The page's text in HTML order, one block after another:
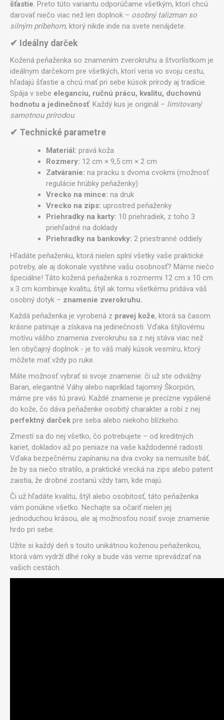
šťastie. Preto túto variantu odporúčame všetkým, ktorí chcú
darovať niečo viac než len doplnok – osobný talizman so
silným príbehom, ktorý nikde inde na svete nenájdete.
✔ Ideálny darček
Kožená peňaženka so znamením zverokruhu a štvorlístkom je
ideálnym darčekom pre všetkých, ktorí veria vo svoju cestu,
hľadajú šťastie a chcú mať pri sebe kúsok prírody aj tradície.
Spája v sebe eleganciu, ručnú prácu, kvalitu, duchovnú
hodnotu a jedinečnosť. Každý kus je originál – limitovaný
samotnou prírodou.
✔ Technické parametre
Materiál: pravá koža
Rozmery: 12 cm × 9,5 cm × 2 cm
Zatváranie: na pracku s dvoma cvokmi (možnosť
regulácie hrúbky peňaženky)
Vrecko na mince: na druk
Vrecko na zips: uprostred peňaženky
Priehradky na karty: 10 priehradiek, z toho 3
priehľadné na doklady
Priehradky na bankovky: 2 priestranné oddiely
Hľadáte peňaženku, ktorá nielen splní všetky vaše praktické
potreby, ale aj dokonale vystihne vašu osobnosť? Máme niečo
špeciálne! Táto kožená peňaženka s rozmermi 12 cm x 10 cm
x 3 cm kombinuje kvalitu, štýl ak tomu všetkému pridáva váš
osobný dotyk – znamenie zverokruhu.
Každá peňaženka je vyrobená z pravej kože, ktorá sa časom
krásne patinuje a získava na jedinečnosti. Vďaka štýlovému
motívu vášho znamenia zverokruhu sa z nej stáva viac než
len obyčajný doplnok - je to váš malý kúsok vesmíru, ktorý
môžete mať vždy po ruke.
Máte možnosť vybrať si svoje znamenie: či už ste odvážny
Baran, elegantné Váhy alebo napríklad tajomný Škorpión,
máme pre vás tú pravú. Každé znamenie je precízne vypálené
do kože, čo dáva peňaženke osobitý charakter a robí z nej
perfektný darček pre seba alebo niekoho blízkeho.
Zmestí sa do nej všetko, čo potrebujete – od kreditných
kariet, dokladov až po peniaze na vaše každodenné radosti.
Vďaka bezpečnému zapínaniu na dva cvoky sa nemusíte báť,
že by sa niečo stratilo, a praktické vrecká na zips alebo patent
zaistia, že drobné zostanú vždy tam, kde majú.
Či už hľadáte kvalitu, štýl alebo osobitosť, táto peňaženka
vám ponúkne všetko. Nechajte sa očariť nielen jej
jednoduchou krásou, ale aj možnosťou nosiť svoje znamenie
hrdo pri sebe.
Užite si každý deň s touto unikátnou koženou peňaženkou,
ktorá vám vydrží dlhé roky a bude vás verne sprevádzať na
vašich cestách.